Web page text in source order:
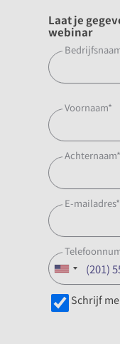
Laat je
webinar
Voornaam*
Achternaam*
E-mailadres*
N
Schrijf